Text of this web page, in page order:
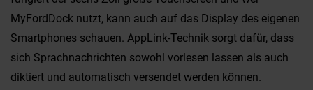
MyFordDock nutzt, kann auch auf das Display des eigenen
Smartphones schauen. AppLink-Technik sorgt dafür, dass
sich Sprachnachrichten sowohl vorlesen lassen als auch
diktiert und automatisch versendet werden können.